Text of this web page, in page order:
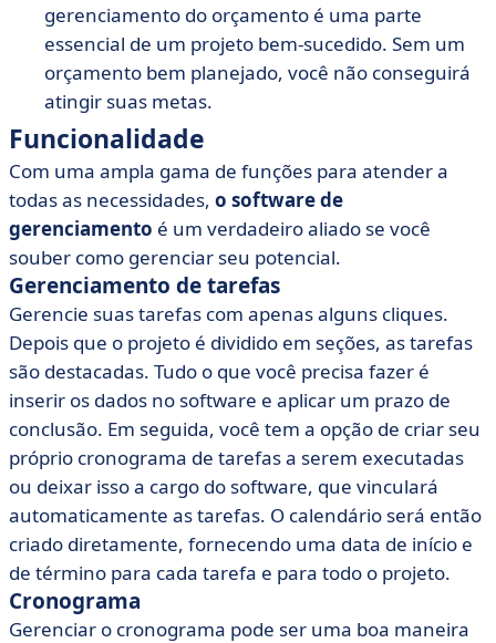
gerenciamento do orçamento é uma parte
essencial de um projeto bem-sucedido. Sem um
orçamento bem planejado, você não conseguirá
atingir suas metas.
Funcionalidade
Com uma ampla gama de funções para atender a
todas as necessidades, o software de
gerenciamento é um verdadeiro aliado se você
souber como gerenciar seu potencial.
Gerenciamento de tarefas
Gerencie suas tarefas com apenas alguns cliques.
Depois que o projeto é dividido em seções, as tarefas
são destacadas. Tudo o que você precisa fazer é
inserir os dados no software e aplicar um prazo de
conclusão. Em seguida, você tem a opção de criar seu
próprio cronograma de tarefas a serem executadas
ou deixar isso a cargo do software, que vinculará
automaticamente as tarefas. O calendário será então
criado diretamente, fornecendo uma data de início e
de término para cada tarefa e para todo o projeto.
Cronograma
Gerenciar o cronograma pode ser uma boa maneira